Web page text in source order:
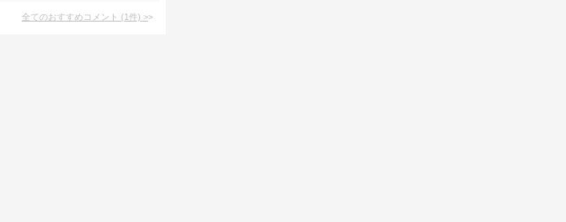
全てのおすすめコメント (1件) >